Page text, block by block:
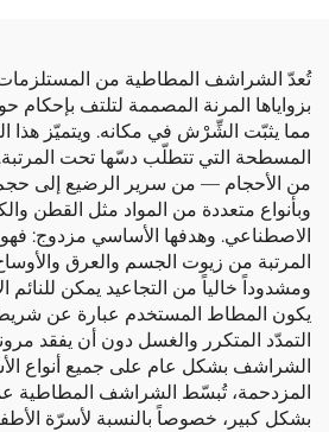
تُعدّ الشراشف المطاطية من المستلزمات
بزواياها المرنة المصممة لتلتف بإحكام
مما يثبّت الشِّرْش في مكانه. ويتميّز
المسطحة التي تتطلّب دسّها تحت
من الأحجام — من سرير الرضيع إلى حجم
وبأنواع متعددة من المواد مثل القطن
الاصطناعي. وهدفها الأساسي مزدوج:
المرتبة من زيوت الجسم والعرق
ومشدوداً خالياً من التجاعيد يمكن للنائم
يكون المطاط المستخدم عبارة عن
التمدّد المتكرر والغسل دون أن يفقد
الشراشف بشكل عام على جميع أنواع
المزدحمة، تُبسّط الشراشف المطاطية
بشكل كبير، خصوصاً بالنسبة لأسرّة